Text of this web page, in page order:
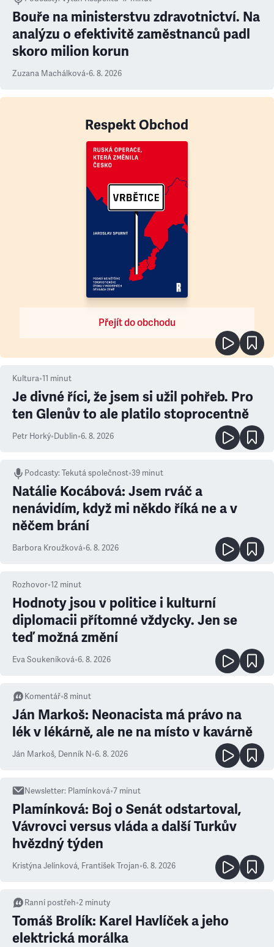
Bouře na ministerstvu zdravotnictví. Na
analýzu o efektivitě zaměstnanců padl
skoro milion korun
Zuzana Machálková•6. 8. 2026
Respekt Obchod
Přejít do obchodu
Kultura•11 minut
Je divné říci, že jsem si užil pohřeb. Pro
ten Glenův to ale platilo stoprocentně
Petr Horký•Dublin•6. 8. 2026
Podcasty:Tekutá společnost•39 minut
Natálie Kocábová: Jsem rváč a
nenávidím, když mi někdo říká ne a v
něčem brání
Barbora Kroužková•6. 8. 2026
Rozhovor•12 minut
Hodnoty jsou v politice i kulturní
diplomacii přítomné vždycky. Jen se
teď možná změní
Eva Soukeníková•6. 8. 2026
Komentář•8 minut
Ján Markoš: Neonacista má právo na
lék v lékárně, ale ne na místo v kavárně
Ján Markoš, Denník N•6. 8. 2026
Newsletter: Plamínková•7 minut
Plamínková: Boj o Senát odstartoval,
Vávrovci versus vláda a další Turkův
hvězdný týden
Kristýna Jelínková, František Trojan•6. 8. 2026
Ranní postřeh•2 minuty
Tomáš Brolík: Karel Havlíček a jeho
elektrická morálka